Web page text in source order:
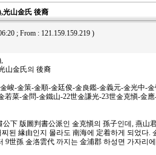
光山金氏 後裔
; From : 121.159.159.219 )
山金氏의 後裔
峻-金策-金順-金廷俊-金良鑑-金義元-金光中-
若菜-金問-金鐵山-22世金謙光-23世金克愼-金
下 版圖判書公派인 金克愼의 孫子인데, 燕山
된 緣由인지 몰라도 南海에 定着하게 되었다.
9世孫 金洛雲代 까지는 金浦郡 하성면 가자리